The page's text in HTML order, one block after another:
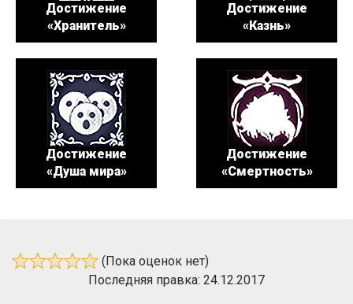
Достижение
«Хранитель»
Достижение
«Казнь»
Достижение
«Душа мира»
Достижение
«Смертность»
(Пока оценок нет)
Последняя правка: 24.12.2017